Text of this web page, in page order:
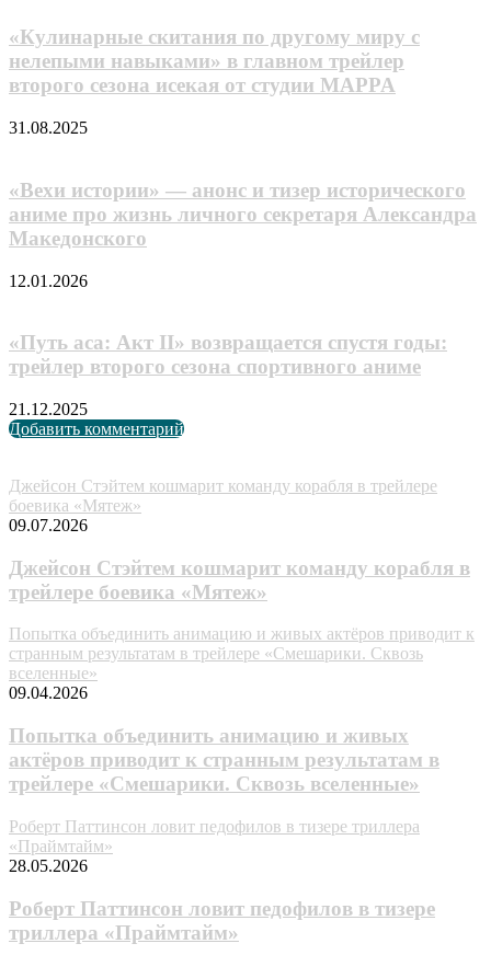
«Кулинарные скитания по другому миру с
нелепыми навыками» в главном трейлер
второго сезона исекая от студии MAPPA
31.08.2025
«Вехи истории» — анонс и тизер исторического
аниме про жизнь личного секретаря Александра
Македонского
12.01.2026
«Путь аса: Акт II» возвращается спустя годы:
трейлер второго сезона спортивного аниме
21.12.2025
Добавить комментарий
Джейсон Стэйтем кошмарит команду корабля в трейлере
боевика «Мятеж»
09.07.2026
Джейсон Стэйтем кошмарит команду корабля в
трейлере боевика «Мятеж»
Попытка объединить анимацию и живых актёров приводит к
странным результатам в трейлере «Смешарики. Сквозь
вселенные»
09.04.2026
Попытка объединить анимацию и живых
актёров приводит к странным результатам в
трейлере «Смешарики. Сквозь вселенные»
Роберт Паттинсон ловит педофилов в тизере триллера
«Праймтайм»
28.05.2026
Роберт Паттинсон ловит педофилов в тизере
триллера «Праймтайм»